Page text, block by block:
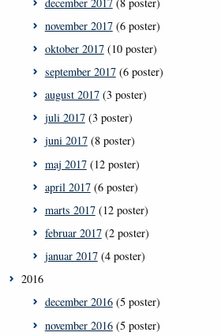
november 2017(6 poster)
oktober 2017(10 poster)
september 2017(6 poster)
august 2017(3 poster)
juli 2017(3 poster)
juni 2017(8 poster)
maj 2017(12 poster)
april 2017(6 poster)
marts 2017(12 poster)
februar 2017(2 poster)
januar 2017(4 poster)
2016
december 2016(5 poster)
november 2016(5 poster)